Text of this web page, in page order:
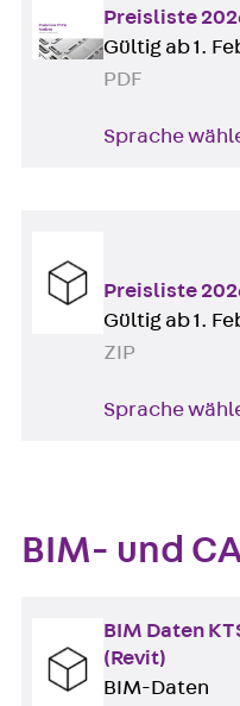
Preisliste
Gültig ab 1.
PDF
Sprache
Preisliste
Gültig ab 1.
ZIP
Sprache
BIM- und
BIM Daten
(Revit)
BIM-Daten